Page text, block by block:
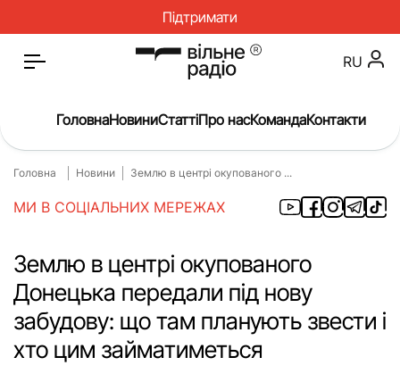
Підтримати
Головна
Новини
Окупація
Про нас
Війна
Гроші
Освіта
Інструкції
Медицина
ЖКГ
Історія
RU
ГоловнаНовиниСтаттіПро насКомандаКонтакти
Головна Новини Землю в центрі окупованого ...
МИ В СОЦІАЛЬНИХ МЕРЕЖАХ
Землю в центрі окупованого
Донецька передали під нову
забудову: що там планують звести і
хто цим займатиметься